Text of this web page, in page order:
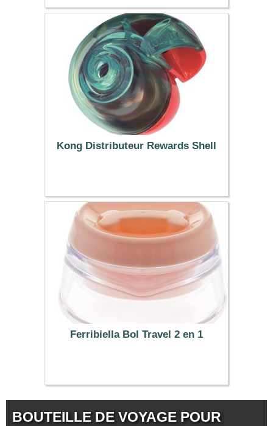
74.99 €
Kong Distributeur Rewards Shell
11.99 €
Ferribiella Bol Travel 2 en 1
11.99 €
BOUTEILLE DE VOYAGE POUR